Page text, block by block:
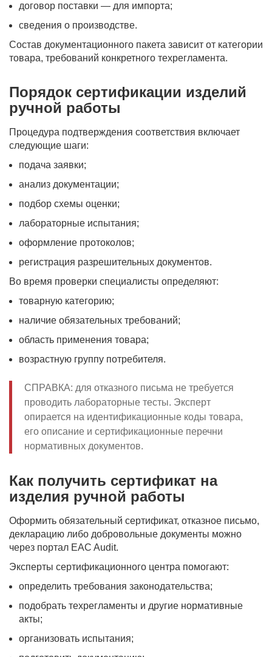
договор поставки — для импорта;
сведения о производстве.
Состав документационного пакета зависит от категории
товара, требований конкретного техрегламента.
Порядок сертификации изделий
ручной работы
Процедура подтверждения соответствия включает
следующие шаги:
подача заявки;
анализ документации;
подбор схемы оценки;
лабораторные испытания;
оформление протоколов;
регистрация разрешительных документов.
Во время проверки специалисты определяют:
товарную категорию;
наличие обязательных требований;
область применения товара;
возрастную группу потребителя.
СПРАВКА: для отказного письма не требуется
проводить лабораторные тесты. Эксперт
опирается на идентификационные коды товара,
его описание и сертификационные перечни
нормативных документов.
Как получить сертификат на
изделия ручной работы
Оформить обязательный сертификат, отказное письмо,
декларацию либо добровольные документы можно
через портал EAC Audit.
Эксперты сертификационного центра помогают:
определить требования законодательства;
подобрать техрегламенты и другие нормативные
акты;
организовать испытания;